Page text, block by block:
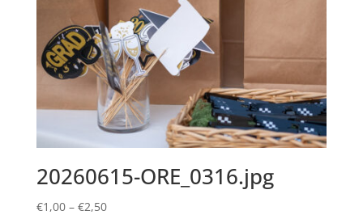
20260615-ORE_0316.jpg
€1,00 – €2,50Price